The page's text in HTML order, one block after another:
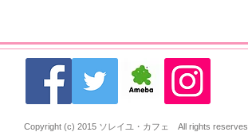
Copyright (c) 2015 ソレイユ・カフェ All rights reserves.